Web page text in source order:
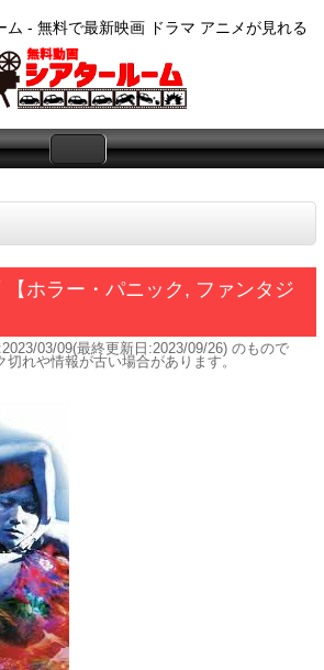
ム - 無料で最新映画 ドラマ アニメが見れる
【ホラー・パニック, ファンタジ
03/09(最終更新日:2023/09/26)のもので
れや情報が古い場合があります。